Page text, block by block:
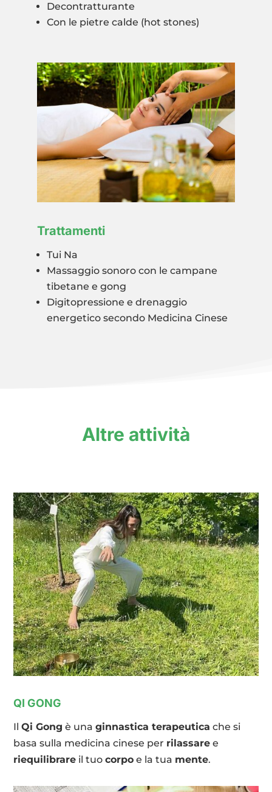
Decontratturante
Con le pietre calde (hot stones)
Trattamenti
Tui Na
Massaggio sonoro con le campane
tibetane e gong
Digitopressione e drenaggio
energetico secondo Medicina Cinese
Altre attività
QI GONG
IlQi Gong è unaginnastica terapeutica che si
basa sulla medicina cinese per rilassare e
riequilibrare il tuocorpo e la tua mente.